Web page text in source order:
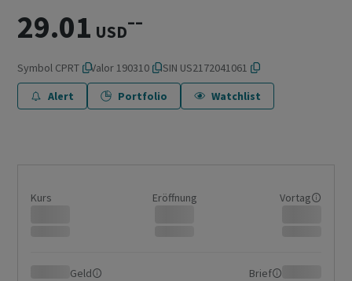
29.01 USD––
Symbol CPRT Valor 190310 ISIN US2172041061
Alert
Portfolio Watchlist
Kurs Eröffnung Vortag
Geld Brief